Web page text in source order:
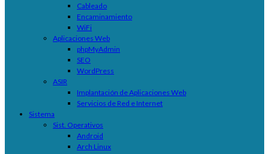
Cableado
Encaminamiento
WiFi
Aplicaciones Web
phpMyAdmin
SEO
WordPress
ASIR
Implantación de Aplicaciones Web
Servicios de Red e Internet
Sistema
Sist. Operativos
Android
Arch Linux